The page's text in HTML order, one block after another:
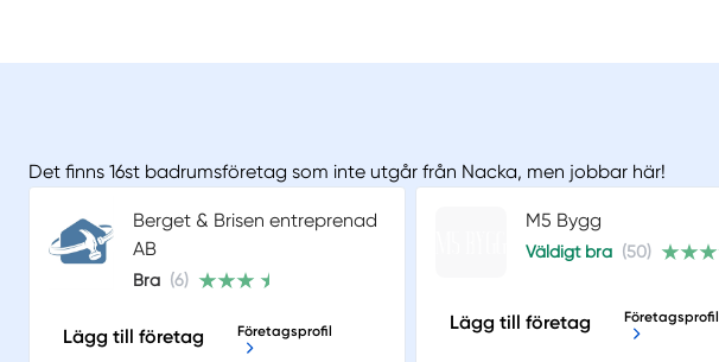
Det finns 16st badrumsföretag som inte utgår från Nacka, men jobbar här!
Berget & Brisen entreprenad
AB
Bra (6)
Lägg till företag Företagsprofil
M5 Bygg
Väldigt bra (50)
Lägg till företag Företagsprofil